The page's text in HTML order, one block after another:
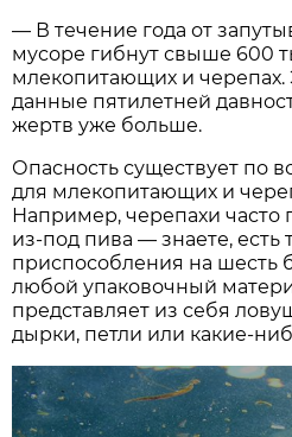
— В течение года от
мусоре гибнут свыше 600
млекопитающих и
данные пятилетней
жертв уже больше.
Опасность существует по
для млекопитающих и
Например, черепахи часто
из-под пива — знаете, есть
приспособления на шесть
любой упаковочный
представляет из себя
дырки, петли или какие-